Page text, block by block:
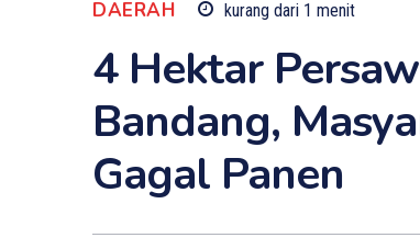
DAERAH kurang dari 1 menit
4 Hektar
Bandang,
Gagal Panen